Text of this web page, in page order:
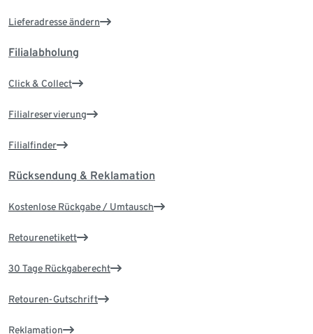
Lieferadresse ändern
Filialabholung
Click & Collect
Filialreservierung
Filialfinder
Rücksendung & Reklamation
Kostenlose Rückgabe / Umtausch
Retourenetikett
30 Tage Rückgaberecht
Retouren-Gutschrift
Reklamation